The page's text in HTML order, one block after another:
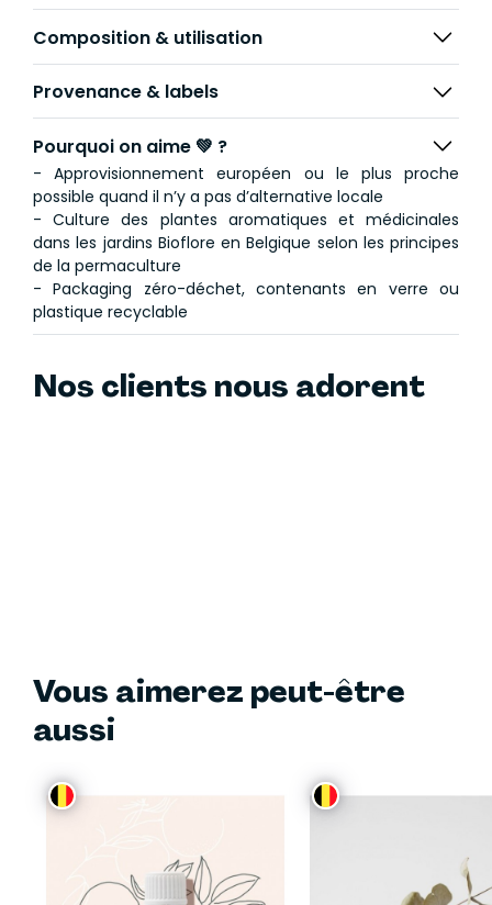
Composition & utilisation
Provenance & labels
Pourquoi on aime 💚 ?
- Approvisionnement européen ou le plus proche
possible quand il n’y a pas d’alternative locale
- Culture des plantes aromatiques et médicinales
dans les jardins Bioflore en Belgique selon les principes
de la permaculture
- Packaging zéro-déchet, contenants en verre ou
plastique recyclable
Nos clients nous adorent
Vous aimerez peut-être
aussi